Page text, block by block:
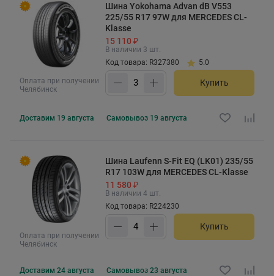
Оплата при получении
Челябинск
Шина Yokohama Advan dB V553
225/55 R17 97W для MERCEDES CL-
Klasse
15 110 ₽
В наличии 3 шт.
Код товара: R327380
5.0
Купить
Доставим 19 августа Самовывоз 19 августа
Оплата при получении
Челябинск
Шина Laufenn S-Fit EQ (LK01) 235/55
R17 103W для MERCEDES CL-Klasse
11 580 ₽
В наличии 4 шт.
Код товара: R224230
Купить
Доставим 24 августа Самовывоз 23 августа